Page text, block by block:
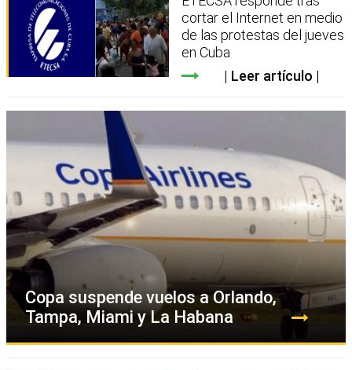
cortar el Internet en medio
de las protestas del jueves
en Cuba
Leer artículo
Copa suspende vuelos a Orlando,
Tampa, Miami y La Habana